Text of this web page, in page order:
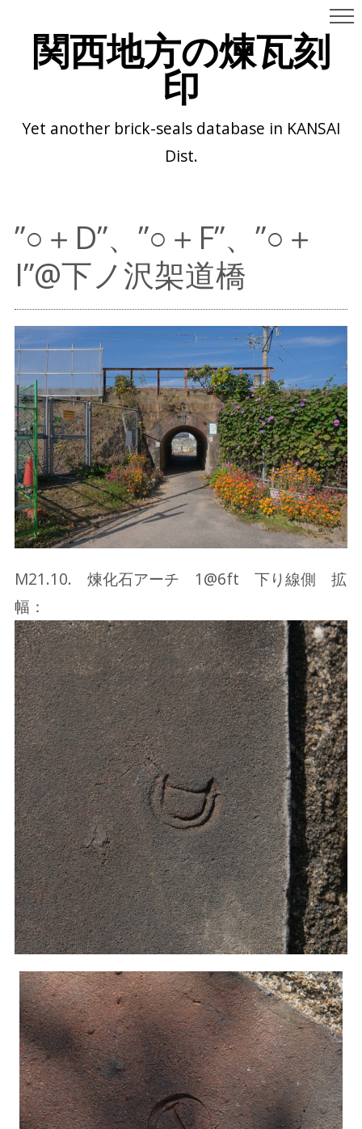
関西地方の煉瓦刻
印
Yet another brick-seals database in KANSAI
Dist.
”○＋D”、”○＋F”、”○＋
I”@下ノ沢架道橋
M21.10. 煉化石アーチ 1@6ft 下り線側 拡
幅：